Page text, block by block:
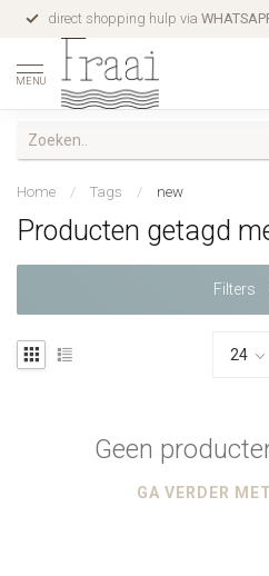
direct shopping hulp via
MENU
Home / Tags / new
Producten getagd
Filters
Geen
GA VERDER